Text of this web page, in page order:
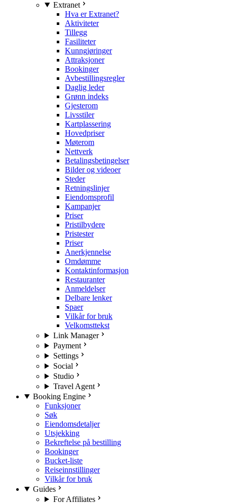
Extranet
Hva er Extranet?
Aktiviteter
Tillegg
Fasiliteter
Kunngjøringer
Attraksjoner
Bookinger
Avbestillingsregler
Daglig leder
Grønn indeks
Gjesterom
Livsstiler
Kartplassering
Hovedpriser
Møterom
Nettverk
Betalingsbetingelser
Bilder og videoer
Steder
Retningslinjer
Eiendomsprofil
Kampanjer
Priser
Pristilbydere
Pristester
Priser
Anerkjennelse
Omdømme
Kontaktinformasjon
Restauranter
Anmeldelser
Delbare lenker
Spaer
Vilkår for bruk
Velkomsttekst
Link Manager
Payment
Settings
Social
Studio
Travel Agent
Booking Engine
Funksjoner
Søk
Eiendomsdetaljer
Utsjekking
Bekreftelse på bestilling
Bookinger
Bucket-liste
Reiseinnstillinger
Vilkår for bruk
Guides
For Affiliates